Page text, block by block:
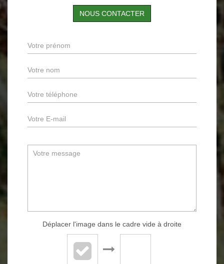
NOUS CONTACTER
Déplacer l'image dans le cadre vide à droite